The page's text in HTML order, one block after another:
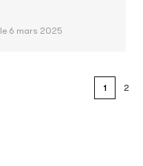
le 6 mars 2025
1 2